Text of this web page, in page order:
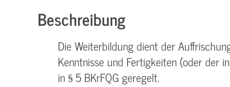
Beschreibung
Die Weiterbildung dient der
Kenntnisse und Fertigkeiten (oder der
in § 5 BKrFQG geregelt.